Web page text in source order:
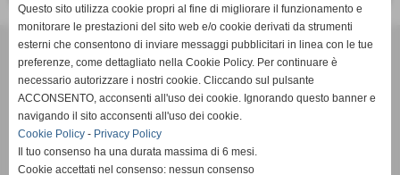
Effesystem di Fabio Favati
Sede legale -Piazza Carducci 18 55045 Pietrasanta (LU)
Sede - Via Ottorino Ciabattini Viareggio
Questo sito utilizza cookie propri al fine di migliorare il funzionamento e
monitorare le prestazioni del sito web e/o cookie derivati da strumenti
esterni che consentono di inviare messaggi pubblicitari in linea con le tue
preferenze, come dettagliato nella Cookie Policy. Per continuare è
necessario autorizzare i nostri cookie. Cliccando sul pulsante
ACCONSENTO, acconsenti all'uso dei cookie. Ignorando questo banner e
navigando il sito acconsenti all'uso dei cookie.
Cookie Policy - Privacy Policy
Il tuo consenso ha una durata massima di 6 mesi.
Cookie accettati nel consenso: nessun consenso